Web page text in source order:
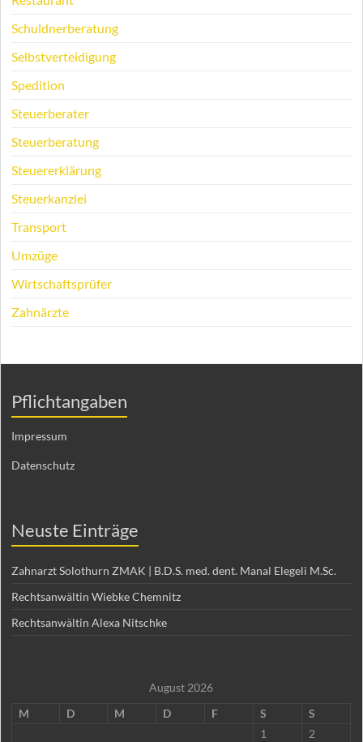
Schuldnerberatung
Selbstverteidigung
Spedition
Steuerberater
Steuerberatung
Steuererklärung
Steuerkanzlei
Transport
Umzüge
Wirtschaftsprüfer
Zahnärzte
Pflichtangaben
Impressum
Datenschutz
Neuste Einträge
Zahnarzt Solothurn ZMAK | B.D.S. med. dent. Manal Elegeli M.Sc.
Rechtsanwältin Wiebke Chemnitz
Rechtsanwältin Alexa Nitschke
August 2026
M
D M D F S
S
1
2